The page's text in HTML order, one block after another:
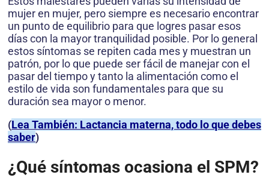
mujer en mujer, pero siempre es necesario encontrar
un punto de equilibrio para que logres pasar esos
días con la mayor tranquilidad posible. Por lo general
estos síntomas se repiten cada mes y muestran un
patrón, por lo que puede ser fácil de manejar con el
pasar del tiempo y tanto la alimentación como el
estilo de vida son fundamentales para que su
duración sea mayor o menor.
(Lea También: Lactancia materna, todo lo que debes
saber)
¿Qué síntomas ocasiona el SPM?